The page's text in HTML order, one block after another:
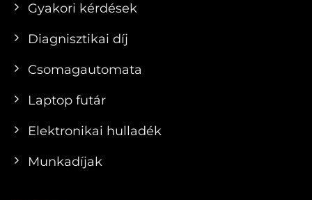
Gyakori kérdések
Diagnisztikai díj
Csomagautomata
Laptop futár
Elektronikai hulladék
Munkadíjak